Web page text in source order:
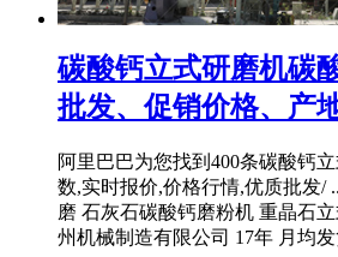
碳酸钙立式研磨机碳
批发、促销价格、产
阿里巴巴为您找到400条碳酸钙
数,实时报价,价格行情,优质批发/
磨 石灰石碳酸钙磨粉机 重晶石
州机械制造有限公司 17年 月均